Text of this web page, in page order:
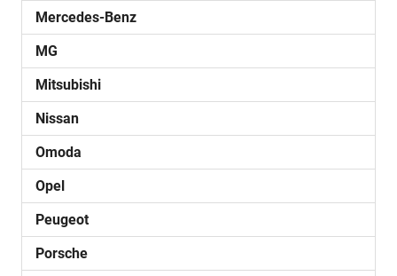
Mercedes-Benz
MG
Mitsubishi
Nissan
Omoda
Opel
Peugeot
Porsche